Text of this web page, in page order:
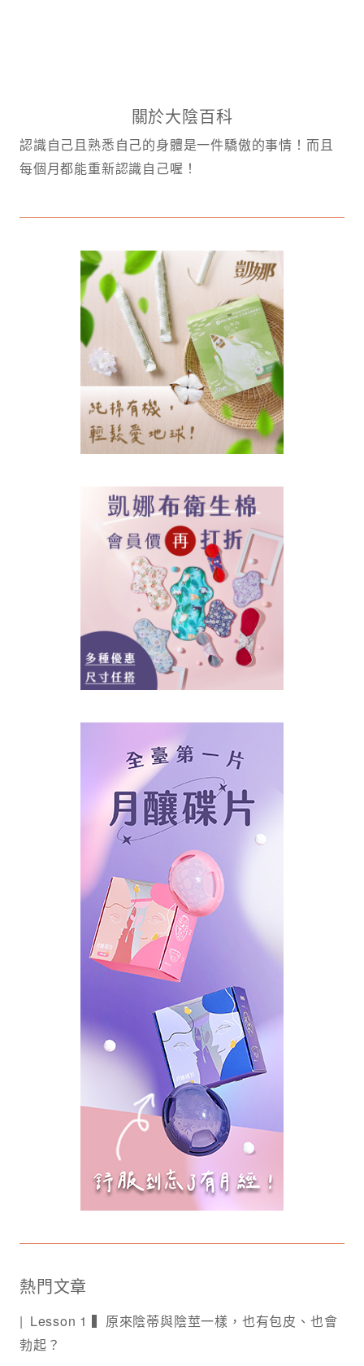
關於大陰百科
認識自己且熟悉自己的身體是一件驕傲的事情！而且
每個月都能重新認識自己喔！
熱門文章
Lesson 1 ▍原來陰蒂與陰莖一樣，也有包皮、也會
勃起？